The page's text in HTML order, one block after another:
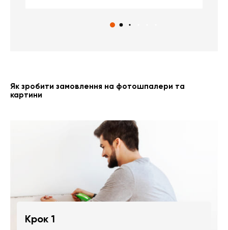
Як зробити замовлення на фотошпалери та
картини
Крок 1